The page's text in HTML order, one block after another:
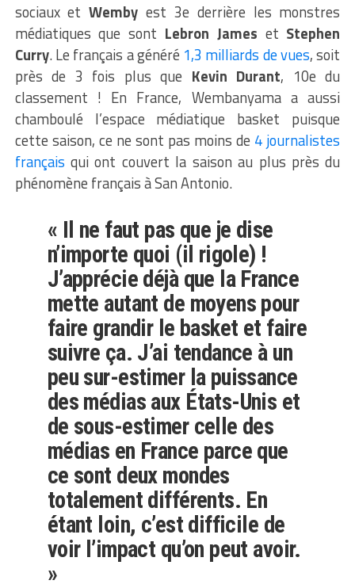
sociaux etWemby est 3e derrière les monstres
médiatiques que sont Lebron James et Stephen
Curry. Le français a généré 1,3 milliards de vues, soit
près de 3 fois plus que Kevin Durant, 10e du
classement ! En France, Wembanyama a aussi
chamboulé l’espace médiatique basket puisque
cette saison, ce ne sont pas moins de 4 journalistes
français qui ont couvert la saison au plus près du
phénomène français à San Antonio.
« Il ne faut pas que je dise
n’importe quoi (il rigole) !
J’apprécie déjà que la France
mette autant de moyens pour
faire grandir le basket et faire
suivre ça. J’ai tendance à un
peu sur-estimer la puissance
des médias aux États-Unis et
de sous-estimer celle des
médias en France parce que
ce sont deux mondes
totalement différents. En
étant loin, c’est difficile de
voir l’impact qu’on peut avoir.
»